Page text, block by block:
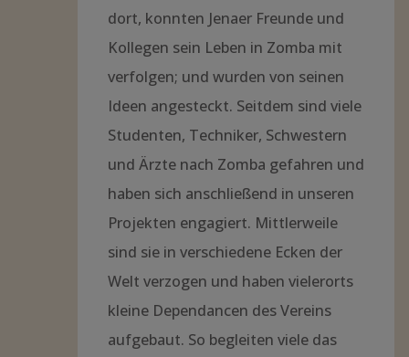
dort, konnten Jenaer Freunde und
Kollegen sein Leben in Zomba mit
verfolgen; und wurden von seinen
Ideen angesteckt. Seitdem sind viele
Studenten, Techniker, Schwestern
und Ärzte nach Zomba gefahren und
haben sich anschließend in unseren
Projekten engagiert. Mittlerweile
sind sie in verschiedene Ecken der
Welt verzogen und haben vielerorts
kleine Dependancen des Vereins
aufgebaut. So begleiten viele das